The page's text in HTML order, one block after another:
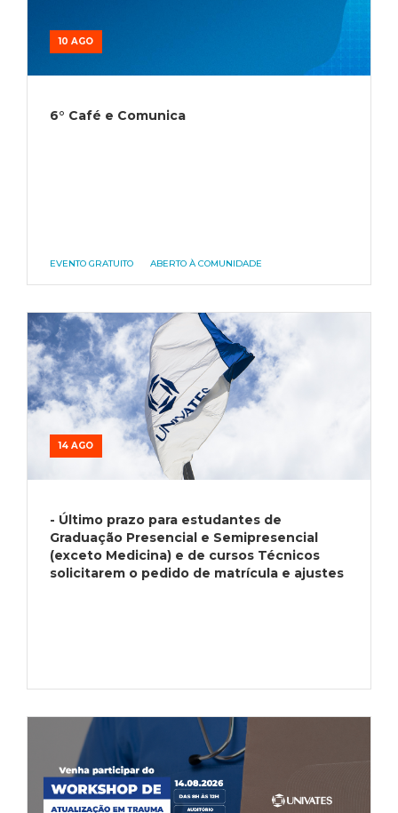
10 AGO
6° Café e Comunica
EVENTO GRATUITO ABERTO À COMUNIDADE
14 AGO
- Último prazo para estudantes de
Graduação Presencial e Semipresencial
(exceto Medicina) e de cursos Técnicos
solicitarem o pedido de matrícula e ajustes